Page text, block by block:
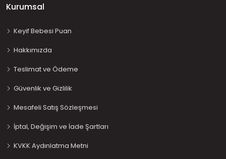
Kurumsal
Keyif Bebesi Puan
Hakkımızda
Teslimat ve Ödeme
Güvenlik ve Gizlilik
Mesafeli Satış Sözleşmesi
İptal, Değişim ve İade Şartları
KVKK Aydınlatma Metni